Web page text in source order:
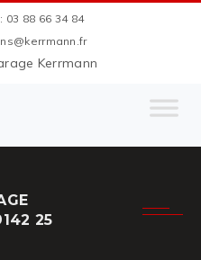
88 66 34 84
Kerrmann
25